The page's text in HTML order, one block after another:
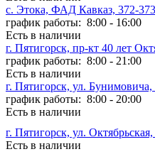
с. Этока, ФАД Кавказ, 372-
график работы: 8:00 - 16:00
Есть в наличии
г. Пятигорск, пр-кт 40 лет
график работы: 8:00 - 21:00
Есть в наличии
г. Пятигорск, ул. Бунимовича,
график работы: 8:00 - 20:00
Есть в наличии
г. Пятигорск, ул. Октябрьская,
Есть в наличии